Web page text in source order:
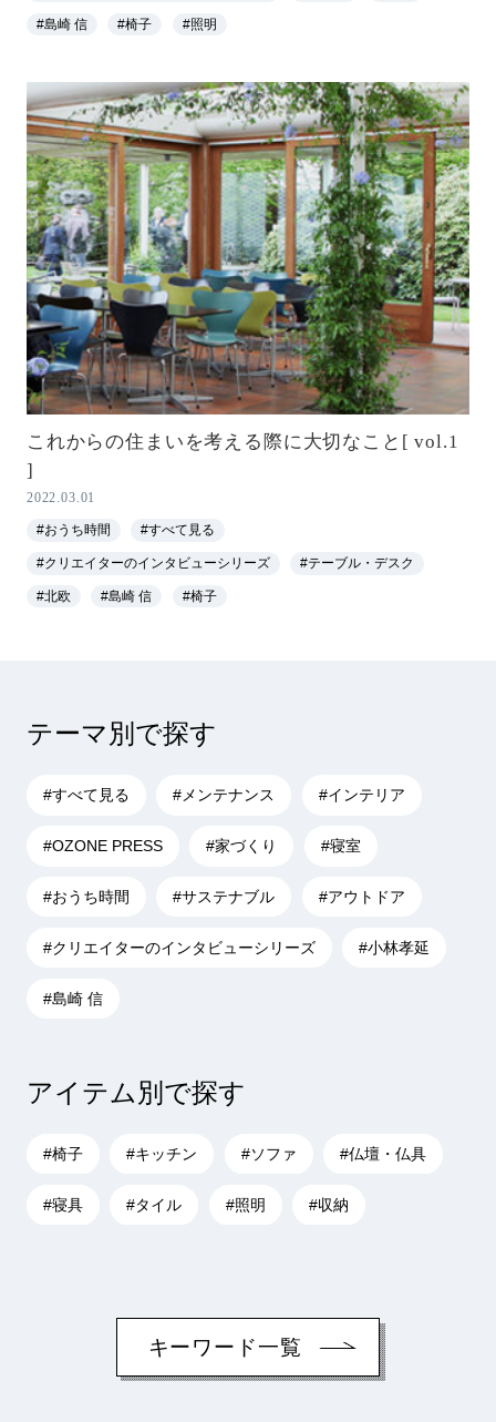
#島崎 信 #椅子 #照明
これからの住まいを考える際に大切なこと[ vol.1
]
2022.03.01
#おうち時間 #すべて見る
#クリエイターのインタビューシリーズ #テーブル・デスク
#北欧 #島崎 信 #椅子
テーマ別で探す
#すべて見る #メンテナンス #インテリア
#OZONE PRESS #家づくり #寝室
#おうち時間 #サステナブル #アウトドア
#クリエイターのインタビューシリーズ #小林孝延
#島崎 信
アイテム別で探す
#椅子 #キッチン #ソファ #仏壇・仏具
#寝具 #タイル #照明 #収納
キーワード一覧